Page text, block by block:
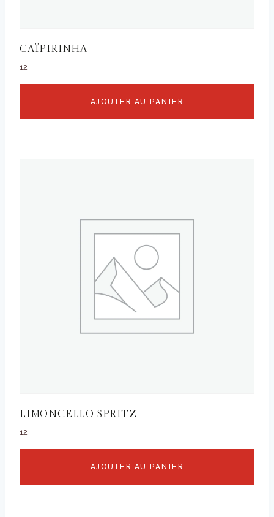
CAÏPIRINHA
12
AJOUTER AU PANIER
LIMONCELLO SPRITZ
12
AJOUTER AU PANIER